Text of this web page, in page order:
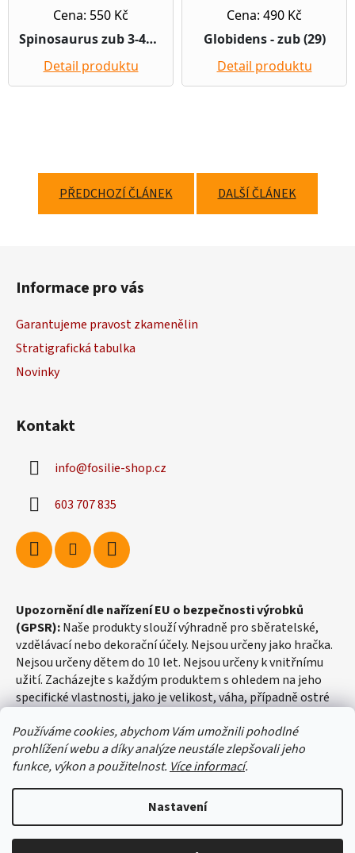
Používáme cookies, abychom Vám umožnili pohodlné
prohlížení webu a díky analýze neustále zlepšovali jeho
funkce, výkon a použitelnost. Více informací.
Nastavení
PŘEDCHOZÍ ČLÁNEK DALŠÍ ČLÁNEK
Informace pro vás
Garantujeme pravost zkamenělin
Stratigrafická tabulka
Novinky
Kontakt
info@fosilie-shop.cz
603 707 835
Upozornění dle nařízení EU o bezpečnosti výrobků
(GPSR):Naše produkty slouží výhradně pro sběratelské,
vzdělávací nebo dekorační účely. Nejsou určeny jako hračka.
Nejsou určeny dětem do 10 let. Nejsou určeny k vnitřnímu
užití. Zacházejte s každým produktem s ohledem na jeho
specifické vlastnosti, jako je velikost, váha, případně ostré
Vytvořil Shoptet